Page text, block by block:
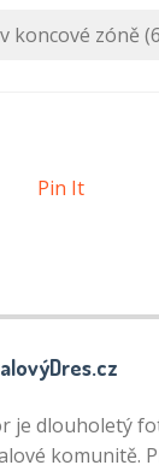
koncové zóně
Pin It
je dlouholetý
komunitě.